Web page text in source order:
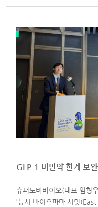
GLP-1 비만약 한계 보
슈퍼노바바이오(대표 임형
‘동서 바이오파마 서밋